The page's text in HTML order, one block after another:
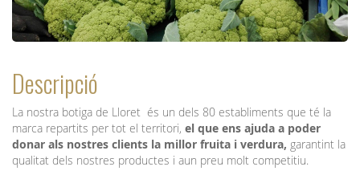
Descripció
La nostra botiga de Lloret és un dels 80 establiments que té la
marca repartits per tot el territori, el que ens ajuda a poder
donar als nostres clients la millor fruita i verdura, garantint la
qualitat dels nostres productes i aun preu molt competitiu.